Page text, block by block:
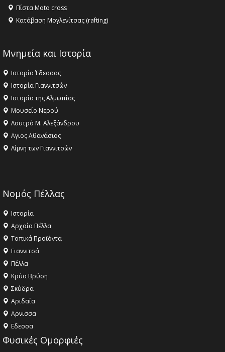
Πίστα Moto cross
Κατάβαση Μογλενίτσας (rafting)
Μνημεία και Ιστορία
Ιστορία Έδεσσας
Ιστορία Γιαννιτσών
Ιστορία της Αλμωπίας
Μουσείο Νερού
Λουτρό Μ. Αλεξάνδρου
Αγιος Αθανάσιος
Λίμνη των Γιαννιτσών
Νομός Πέλλας
Ιστορία
Αρχαία Πέλλα
Τοπικά Προϊόντα
Γιαννιτσά
Πέλλα
Κρύα Βρύση
Σκύδρα
Αριδαία
Aρνισσα
Eδεσσα
Φυσικές Ομορφιές